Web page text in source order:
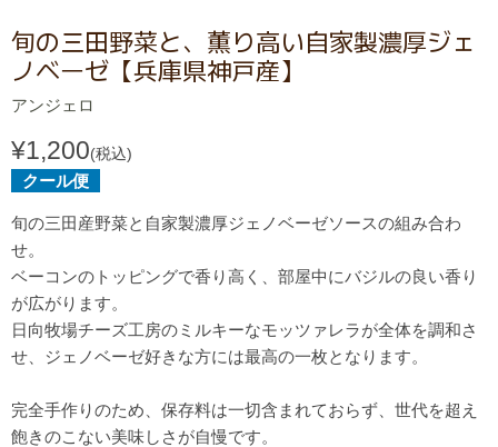
旬の三田野菜と、薫り高い自家製濃厚ジェ
ノベーゼ【兵庫県神戸産】
アンジェロ
¥1,200(税込)
クール便
旬の三田産野菜と自家製濃厚ジェノベーゼソースの組み合わ
せ。
ベーコンのトッピングで香り高く、部屋中にバジルの良い香り
が広がります。
日向牧場チーズ工房のミルキーなモッツァレラが全体を調和さ
せ、ジェノベーゼ好きな方には最高の一枚となります。
完全手作りのため、保存料は一切含まれておらず、世代を超え
飽きのこない美味しさが自慢です。